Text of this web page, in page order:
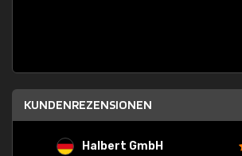
KUNDENREZENSIONEN
Halbert GmbH